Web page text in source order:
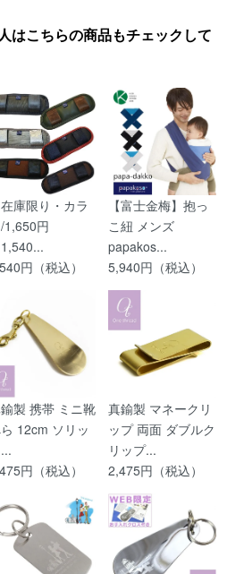
はこちらの商品もチェックして
在庫限り・カラ
1,650円
円（税込）
【富士金梅】抱っ
こ紐 メンズ
papakos...
5,940円（税込）
製 携帯 ミニ靴
12cm ソリッ
円（税込）
真鍮製 マネークリ
ップ 両面 ダブルク
リップ...
2,475円（税込）